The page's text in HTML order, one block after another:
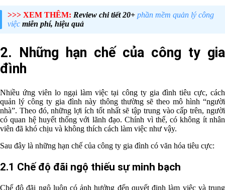
>>> XEM THÊM: Review chi tiết 20+ phần mềm quản lý công
việc miễn phí, hiệu quả
2. Những hạn chế của công ty gia
đình
Nhiều ứng viên lo ngại làm việc tại công ty gia đình tiêu cực, cách
quản lý công ty gia đình này thông thường sẽ theo mô hình “người
nhà”. Theo đó, những lợi ích tốt nhất sẽ tập trung vào cấp trên, người
có quan hệ huyết thống với lãnh đạo. Chính vì thế, có không ít nhân
viên đã khó chịu và không thích cách làm việc như vậy.
Sau đây là những hạn chế của công ty gia đình có văn hóa tiêu cực:
2.1 Chế độ đãi ngộ thiếu sự minh bạch
Chế độ đãi ngộ luôn có ảnh hưởng đến quyết định làm việc và trung